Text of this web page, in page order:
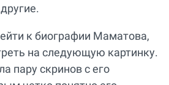
к биографии Маматова,
на следующую картинку.
пару скринов с его